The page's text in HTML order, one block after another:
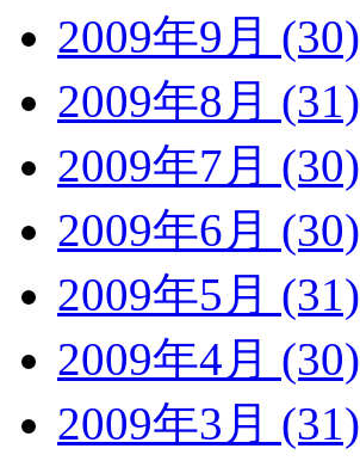
2009年9月 (30)
2009年8月 (31)
2009年7月 (30)
2009年6月 (30)
2009年5月 (31)
2009年4月 (30)
2009年3月 (31)